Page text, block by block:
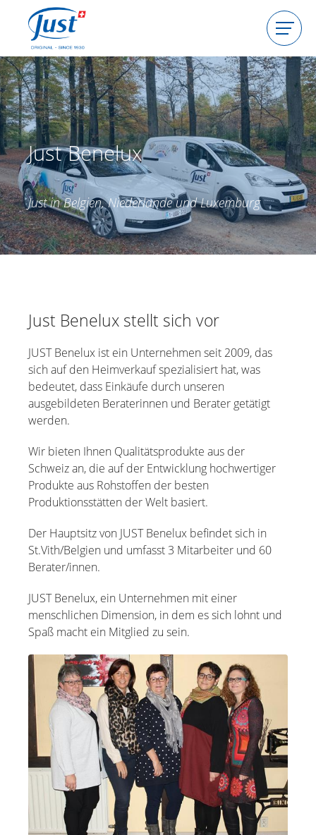
Gastgeberin werden
Beraterin werden
Ratgeber
Berater(in) finden
Just Benelux
Just in Belgien, Niederlande und Luxemburg
Just Benelux stellt sich vor
JUST Benelux ist ein Unternehmen seit 2009, das
sich auf den Heimverkauf spezialisiert hat, was
bedeutet, dass Einkäufe durch unseren
ausgebildeten Beraterinnen und Berater getätigt
werden.
Wir bieten Ihnen Qualitätsprodukte aus der
Schweiz an, die auf der Entwicklung hochwertiger
Produkte aus Rohstoffen der besten
Produktionsstätten der Welt basiert.
Der Hauptsitz von JUST Benelux befindet sich in
St.Vith/Belgien und umfasst 3 Mitarbeiter und 60
Berater/innen.
JUST Benelux, ein Unternehmen mit einer
menschlichen Dimension, in dem es sich lohnt und
Spaß macht ein Mitglied zu sein.